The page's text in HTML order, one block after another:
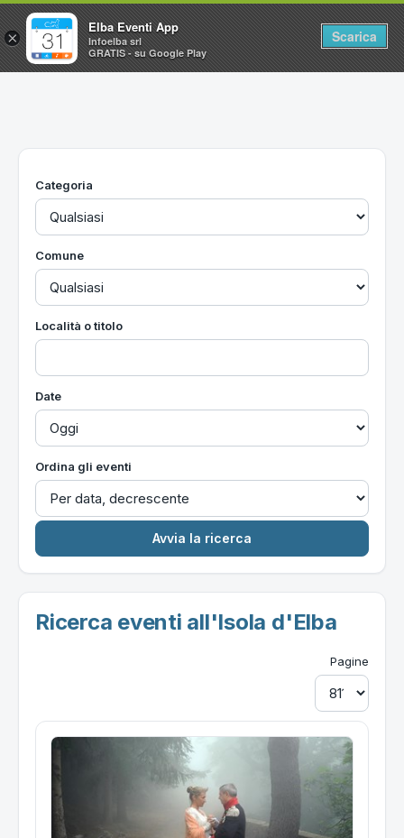
Home
Utilità
Categoria
Comune
Località o titolo
Date
Ordina gli eventi
Ricerca eventi all'Isola d'Elba
Pagine
×
Elba Eventi App
Infoelba srl
GRATIS - su Google Play
Scarica